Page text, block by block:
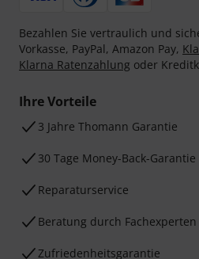
Bezahlen Sie vertraulich und
Vorkasse, PayPal, Amazon Pay,
Klarna Ratenzahlung oder
Ihre Vorteile
3 Jahre Thomann Garantie
30 Tage Money-Back-Garantie
Reparaturservice
Beratung durch Fachexperten
Zufriedenheitsgarantie